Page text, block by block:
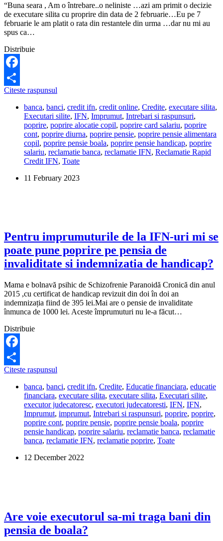
“Buna seara , Am o întrebare..o neliniste …azi am primit o decizie
de executare silita cu proprire din data de 2 februarie…Eu pe 7
februarie le am platit o rata din restantele din urma …dar nu mi au
spus ca…
Distribuie
Facebook
Share
Citeste raspunsul
fi
poprita?
banca, banci, credit ifn, credit online, Credite, executare silita,
Executari silite, IFN, Imprumut, Intrebari si raspunsuri,
poprire, poprire alocatie copil, poprire card salariu, poprire
cont, poprire diurna, poprire pensie, poprire pensie alimentara
copil, poprire pensie boala, poprire pensie handicap, poprire
salariu, reclamatie banca, reclamatie IFN, Reclamatie Rapid
Credit IFN, Toate
11 February 2023
Pentru imprumuturile de la IFN-uri mi se
poate pune poprire pe pensia de
invaliditate si indemnizatia de handicap?
Mama e bolnavă psihic de Schizofrenie Paranoidă Cronică din anul
2015 ,cu certificat de handicap revizuit din doi în doi an
indemnizația fiind de 395 lei.Mai are o pensie de invaliditate
înmunca de 1000 lei. Aceste împrumuturi nu le-a făcut…
Distribuie
Facebook
Share
Citeste raspunsul
de
la
IFN-
uri
mi
se
poate
poprire
indemnizatia
de
handicap?
banca, banci, credit ifn, Credite, Educatie financiara, educatie
financiara, executare silita, executare silita, Executari silite,
executor judecatoresc, executori judecatoresti, IFN, IFN,
Imprumut, imprumut, Intrebari si raspunsuri, poprire, poprire,
poprire cont, poprire pensie, poprire pensie boala, poprire
pensie handicap, poprire salariu, reclamatie banca, reclamatie
banca, reclamatie IFN, reclamatie poprire, Toate
12 December 2022
Are voie executorul sa-mi traga bani din
pensia de boala?